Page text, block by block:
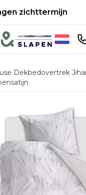
zichttermijn
Dekbedovertrek